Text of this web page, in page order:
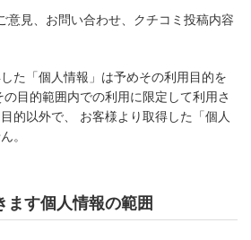
意見、お問い合わせ、クチコミ投稿内容
た「個人情報」は予めその利用目的を
目的範囲内での利用に限定して利用さ
的以外で、 お客様より取得した「個人
。
ます個人情報の範囲